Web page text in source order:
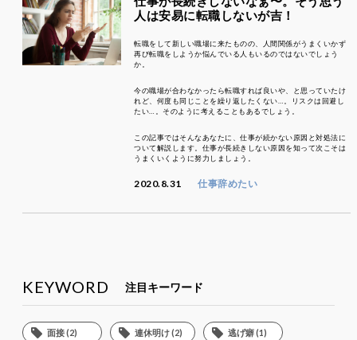
人は安易に転職しないが吉！
転職をして新しい職場に来たものの、人間関係がうまくいかず
再び転職をしようか悩んでいる人もいるのではないでしょう
か。
今の職場が合わなかったら転職すれば良いや、と思っていたけ
れど、何度も同じことを繰り返したくない…。リスクは回避し
たい…。そのように考えることもあるでしょう。
この記事ではそんなあなたに、仕事が続かない原因と対処法に
ついて解説します。仕事が長続きしない原因を知って次こそは
うまくいくように努力しましょう。
2020.8.31 仕事辞めたい
KEYWORD 注目キーワード
面接 (2) 連休明け (2) 逃げ癖 (1)